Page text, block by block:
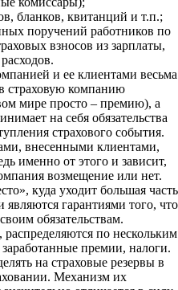
бланков, квитанций и т.п.;
поручений работников по
взносов из зарплаты,
и ее клиентами весьма
страховую компанию
мире просто – премию), а
на себя обязательства
страхового события.
внесенными клиентами,
именно от этого и зависит,
возмещение или нет.
куда уходит большая часть
гарантиями того, что
обязательствам.
по нескольким
премии, налоги.
на страховые резервы в
Механизм их